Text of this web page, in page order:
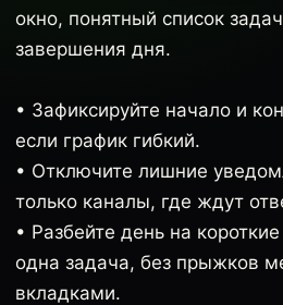
окно, понятный список
завершения дня.
• Зафиксируйте начало и
если график гибкий.
• Отключите лишние
только каналы, где ждут
• Разбейте день на
одна задача, без прыжков
вкладками.